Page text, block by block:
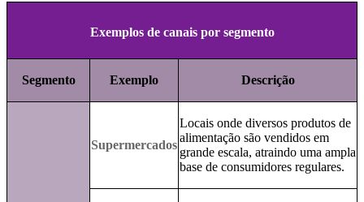
Exemplos de canais por segmento
Segmento Exemplo Descrição
Supermercados
Locais onde diversos produtos de
alimentação são vendidos em
grande escala, atraindo uma ampla
base de consumidores regulares.